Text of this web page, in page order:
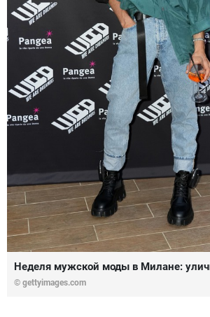
Неделя мужской моды в Милане:
© gettyimages.com